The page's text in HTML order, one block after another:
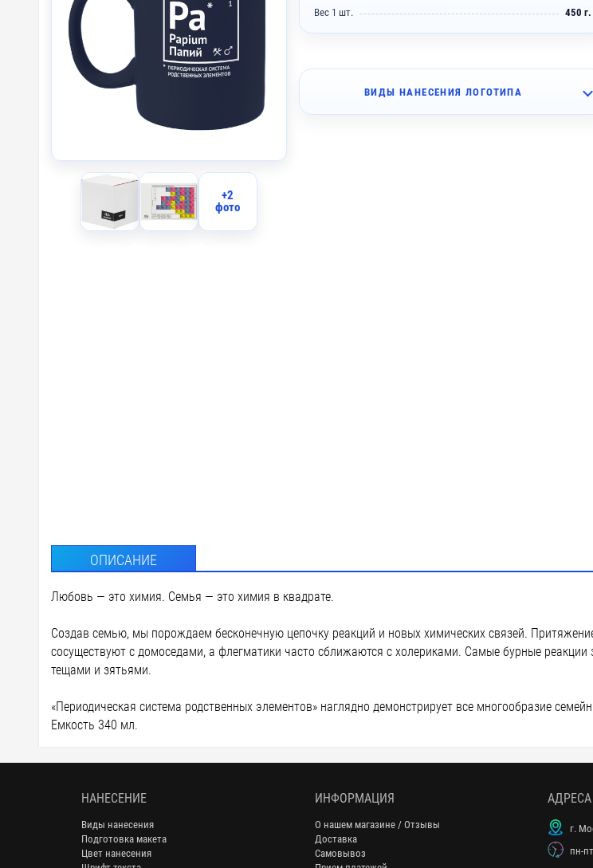
+2
фото
Вес 1 шт.
450 г.
ВИДЫ НАНЕСЕНИЯ ЛОГОТИПА
ОПИСАНИЕ
Любовь — это химия. Семья — это химия в квадрате.
Создав семью, мы порождаем бесконечную цепочку реакций и новых химических связей.
сосуществуют с домоседами, а флегматики часто сближаются с холериками. Самые бурные
тещами и зятьями.
«Периодическая система родственных элементов» наглядно демонстрирует все многообразие
Емкость 340 мл.
НАНЕСЕНИЕ
Виды нанесения
Подготовка макета
Цвет нанесения
ИНФОРМАЦИЯ
О нашем магазине / Отзывы
Доставка
Самовывоз
г.
пн-